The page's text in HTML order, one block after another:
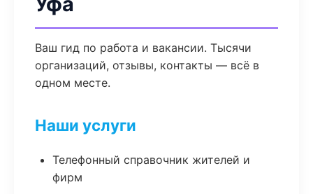
Ваш гид по работа и вакансии. Тысячи
организаций, отзывы, контакты — всё в
одном месте.
Наши услуги
Телефонный справочник жителей и
фирм